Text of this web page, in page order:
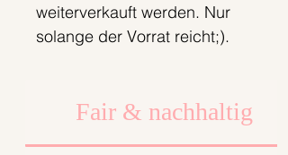
weiterverkauft werden. Nur
solange der Vorrat reicht;).
Fair & nachhaltig